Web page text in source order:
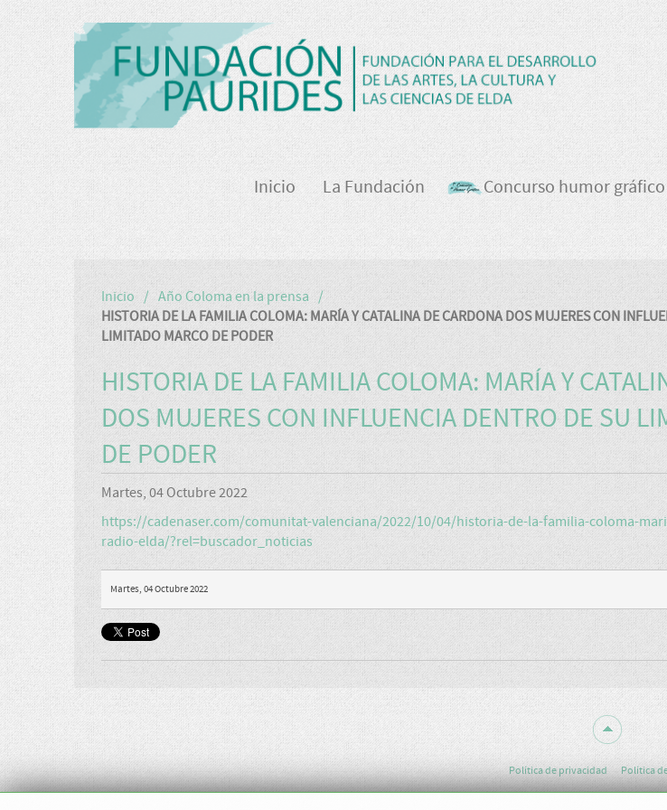
Inicio La Fundación Concurso humor gráfico
Inicio
Año Coloma en la prensa
HISTORIA DE LA FAMILIA COLOMA: MARÍA Y CATALINA DE CARDONA DOS MUJERES CON
LIMITADO MARCO DE PODER
HISTORIA DE LA FAMILIA COLOMA: MARÍA Y
DOS MUJERES CON INFLUENCIA DENTRO DE SU
DE PODER
Martes, 04 Octubre 2022
https://cadenaser.com/comunitat-valenciana/2022/10/04/historia-de-la-familia-coloma-
radio-elda/?rel=buscador_noticias
Martes, 04 Octubre 2022
Política de privacidad Política